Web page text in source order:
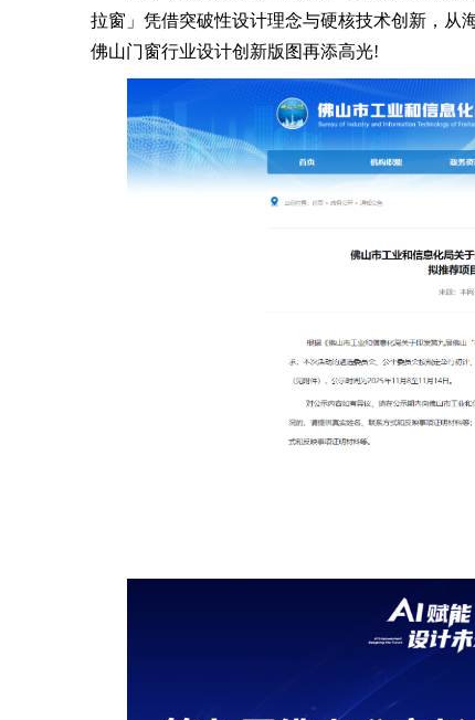
拉窗」凭借突破性设计理念与硬核技术创新，从
佛山门窗行业设计创新版图再添高光!